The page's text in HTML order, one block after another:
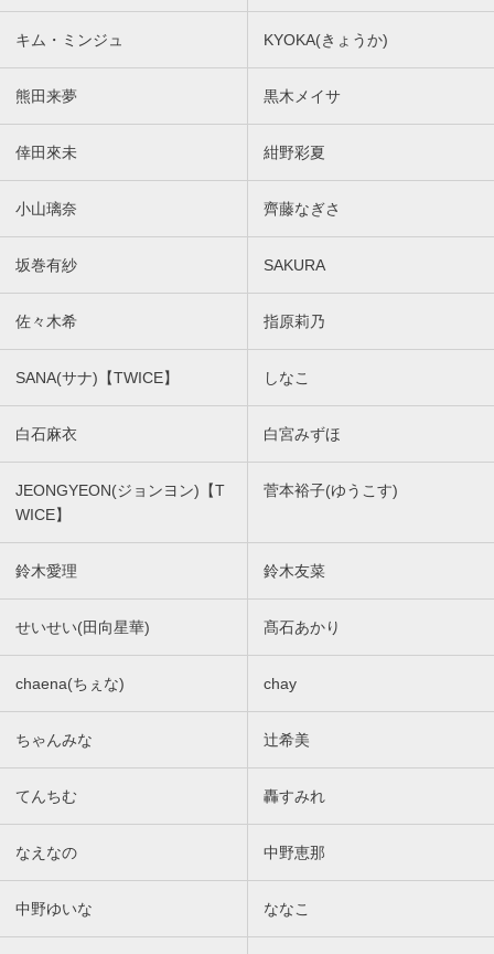
キム・ミンジュ KYOKA(きょうか)
熊田来夢 黒木メイサ
倖田來未 紺野彩夏
小山璃奈 齊藤なぎさ
坂巻有紗 SAKURA
佐々木希 指原莉乃
SANA(サナ)【TWICE】 しなこ
白石麻衣 白宮みずほ
JEONGYEON(ジョンヨン)【T
WICE】
菅本裕子(ゆうこす)
鈴木愛理 鈴木友菜
せいせい(田向星華) 髙石あかり
chaena(ちぇな) chay
ちゃんみな 辻希美
てんちむ 轟すみれ
なえなの 中野恵那
中野ゆいな ななこ